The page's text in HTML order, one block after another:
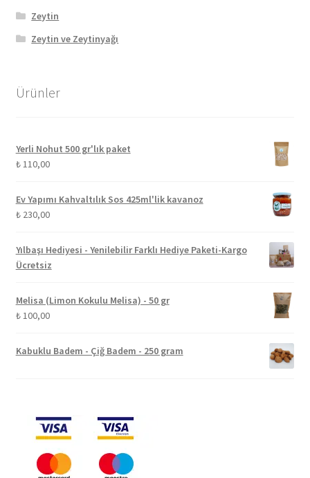
Zeytin
Zeytin ve Zeytinyağı
Ürünler
Yerli Nohut 500 gr'lık paket
₺110,00
Ev Yapımı Kahvaltılık Sos 425ml'lik kavanoz
₺230,00
Yılbaşı Hediyesi - Yenilebilir Farklı Hediye Paketi-Kargo
Ücretsiz
Melisa (Limon Kokulu Melisa) - 50 gr
₺100,00
Kabuklu Badem - Çiğ Badem - 250 gram